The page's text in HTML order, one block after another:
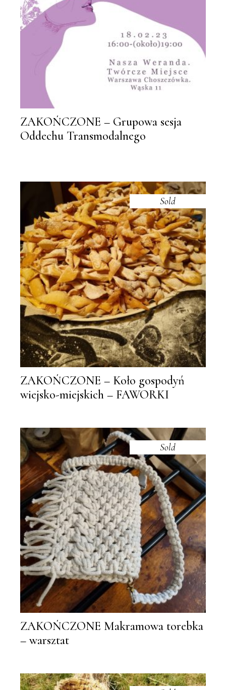
ZAKOŃCZONE – Grupowa sesja
Oddechu Transmodalnego
Sold
ZAKOŃCZONE – Koło gospodyń
wiejsko-miejskich – FAWORKI
Sold
ZAKOŃCZONE Makramowa torebka
– warsztat